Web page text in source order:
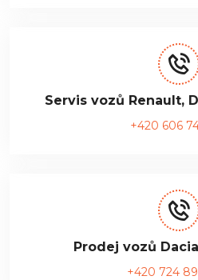
Servis vozů Renault,
+420 606
Prodej vozů
+420 724